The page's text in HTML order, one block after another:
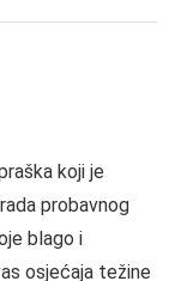
koji je
probavnog
blago i
osjećaja težine